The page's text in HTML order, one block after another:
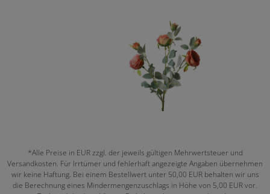
*Alle Preise in EUR zzgl. der jeweils gültigen Mehrwertsteuer und
Versandkosten. Für Irrtümer und fehlerhaft angezeigte Angaben übernehmen
wir keine Haftung. Bei einem Bestellwert unter 50,00 EUR behalten wir uns
die Berechnung eines Mindermengenzuschlags in Höhe von 5,00 EUR vor.